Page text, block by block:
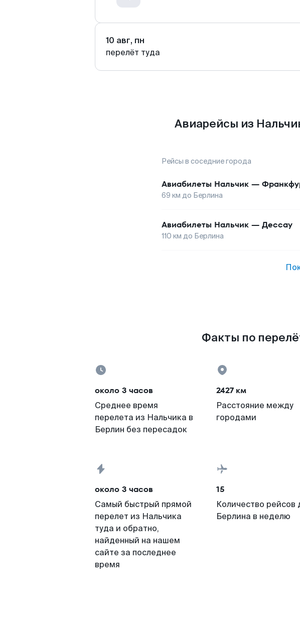
10 авг, пн
перелёт туда
Авиарейсы из
Рейсы в соседние города
Авиабилеты Нальчик —
69 км до Берлина
Авиабилеты Нальчик — Дессау
110 км до Берлина
Факты по
около 3 часов
Среднее время
перелета из Нальчика в
Берлин без пересадок
2427 км
Расстояние между
городами
около 3 часов
Самый быстрый прямой
перелет из Нальчика
туда и обратно,
найденный на нашем
сайте за последнее
время
15
Количество рейсов
Берлина в неделю